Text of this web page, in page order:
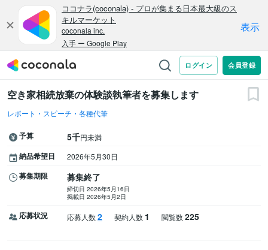
空き家相続放棄の体験談執筆者を募集します
レポート・スピーチ・各種代筆
予算 5千円未満
納品希望日 2026年5月30日
募集期限 募集終了
締切日 2026年5月16日
掲載日 2026年5月2日
応募状況 応募人数2 契約人数 1 閲覧数225